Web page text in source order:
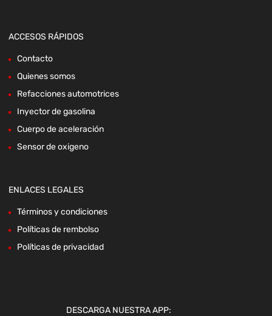
ACCESOS RÁPIDOS
Contacto
Quienes somos
Refacciones automotrices
Inyector de gasolina
Cuerpo de aceleración
Sensor de oxigeno
ENLACES LEGALES
Términos y condiciones
Políticas de rembolso
Políticas de privacidad
DESCARGA NUESTRA APP: